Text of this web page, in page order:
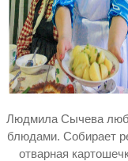
Людмила Сычева
блюдами. Собирает
отварная